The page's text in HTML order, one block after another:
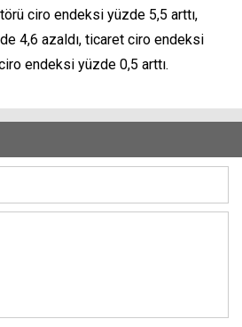
ciro endeksi yüzde 5,5 arttı,
4,6 azaldı, ticaret ciro endeksi
endeksi yüzde 0,5 arttı.